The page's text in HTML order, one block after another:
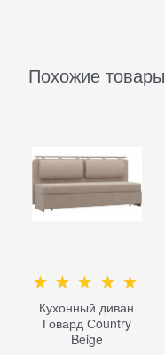
Похожие товары
Кухонный диван
Говард Сountry
Beige